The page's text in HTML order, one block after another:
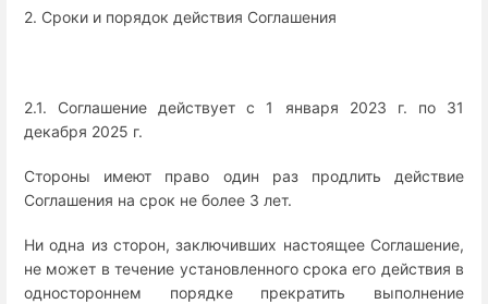
2. Сроки и порядок действия Соглашения
2.1. Соглашение действует с 1 января 2023 г. по 31
декабря 2025 г.
Стороны имеют право один раз продлить действие
Соглашения на срок не более 3 лет.
Ни одна из сторон, заключивших настоящее Соглашение,
не может в течение установленного срока его действия в
одностороннем порядке прекратить выполнение